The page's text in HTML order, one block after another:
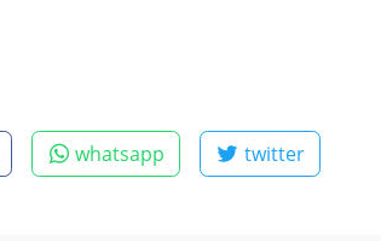
whatsapp twitter